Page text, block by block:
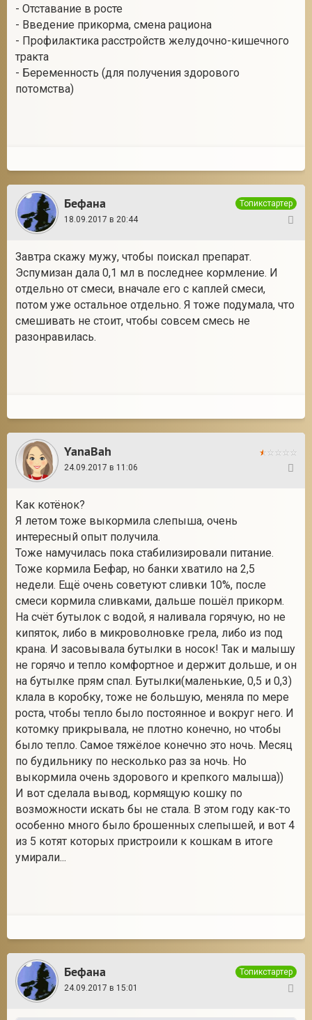
- Отставание в росте
- Введение прикорма, смена рациона
- Профилактика расстройств желудочно-кишечного
тракта
- Беременность (для получения здорового
потомства)
Бефана
Топикстартер
18.09.2017 в 20:44
Завтра скажу мужу, чтобы поискал препарат.
Эспумизан дала 0,1 мл в последнее кормление. И
отдельно от смеси, вначале его с каплей смеси,
потом уже остальное отдельно. Я тоже подумала, что
смешивать не стоит, чтобы совсем смесь не
разонравилась.
YanaBah
24.09.2017 в 11:06
Как котёнок?
Я летом тоже выкормила слепыша, очень
интересный опыт получила.
Тоже намучилась пока стабилизировали питание.
Тоже кормила Бефар, но банки хватило на 2,5
недели. Ещё очень советуют сливки 10%, после
смеси кормила сливками, дальше пошёл прикорм.
На счёт бутылок с водой, я наливала горячую, но не
кипяток, либо в микроволновке грела, либо из под
крана. И засовывала бутылки в носок! Так и малышу
не горячо и тепло комфортное и держит дольше, и он
на бутылке прям спал. Бутылки(маленькие, 0,5 и 0,3)
клала в коробку, тоже не большую, меняла по мере
роста, чтобы тепло было постоянное и вокруг него. И
котомку прикрывала, не плотно конечно, но чтобы
было тепло. Самое тяжёлое конечно это ночь. Месяц
по будильнику по несколько раз за ночь. Но
выкормила очень здорового и крепкого малыша))
И вот сделала вывод, кормящую кошку по
возможности искать бы не стала. В этом году как-то
особенно много было брошенных слепышей, и вот 4
из 5 котят которых пристроили к кошкам в итоге
умирали...
Бефана
Топикстартер
24.09.2017 в 15:01